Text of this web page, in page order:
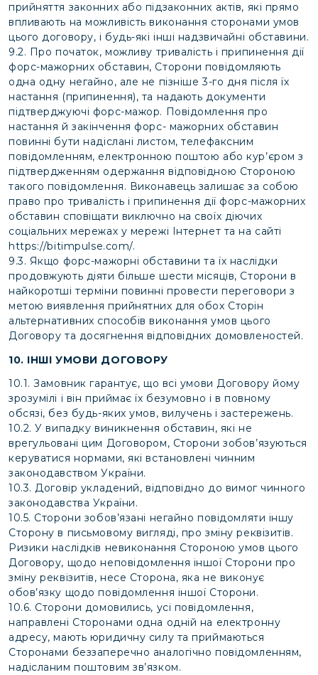
прийняття законних або підзаконних актів, які прямо
впливають на можливість виконання сторонами умов
цього договору, і будь-які інші надзвичайні обставини.
9.2. Про початок, можливу тривалість і припинення дії
форс-мажорних обставин, Сторони повідомляють
одна одну негайно, але не пізніше 3-го дня після їх
настання (припинення), та надають документи
підтверджуючі форс-мажор. Повідомлення про
настання й закінчення форс- мажорних обставин
повинні бути надіслані листом, телефаксним
повідомленням, електронною поштою або кур’єром з
підтвердженням одержання відповідною Стороною
такого повідомлення. Виконавець залишає за собою
право про тривалість і припинення дії форс-мажорних
обставин сповіщати виключно на своїх діючих
соціальних мережах у мережі Інтернет та на сайті
https://bitimpulse.com/.
9.3. Якщо форс-мажорні обставини та їх наслідки
продовжують діяти більше шести місяців, Сторони в
найкоротші терміни повинні провести переговори з
метою виявлення прийнятних для обох Сторін
альтернативних способів виконання умов цього
Договору та досягнення відповідних домовленостей.
10. ІНШІ УМОВИ ДОГОВОРУ
10.1. Замовник гарантує, що всі умови Договору йому
зрозумілі і він приймає їх безумовно і в повному
обсязі, без будь-яких умов, вилучень і застережень.
10.2. У випадку виникнення обставин, які не
врегульовані цим Договором, Сторони зобов’язуються
керуватися нормами, які встановлені чинним
законодавством України.
10.3. Договір укладений, відповідно до вимог чинного
законодавства України.
10.5. Сторони зобов’язані негайно повідомляти іншу
Сторону в письмовому вигляді, про зміну реквізитів.
Ризики наслідків невиконання Стороною умов цього
Договору, щодо неповідомлення іншої Сторони про
зміну реквізитів, несе Сторона, яка не виконує
обов’язку щодо повідомлення іншої Сторони.
10.6. Сторони домовились, усі повідомлення,
направлені Сторонами одна одній на електронну
адресу, мають юридичну силу та приймаються
Сторонами беззаперечно аналогічно повідомленням,
надісланим поштовим зв’язком.